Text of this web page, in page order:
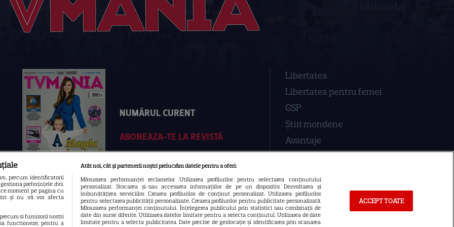
NUMĂRUL CURENT
ABONEAZA-TE LA REVISTĂ
Libertatea
Libertatea pentru femei
GSP
Știri mondene
Avantaje
Retete practice
precum identificatorii
preferințele dvs.
moment pe pagina cu
și nu vă vor afecta
si furnizorii nostri
functioneze, pentru a
Atât noi, cât și partenerii noștri prelucrăm datele pentru a oferi:
Măsurarea performanței reclamelor. Utilizarea profilurilor pentru selectarea conținutului
personalizat. Stocarea și/sau accesarea informațiilor de pe un dispozitiv. Dezvoltarea și
îmbunătățirea serviciilor. Crearea profilurilor de conținut personalizat. Utilizarea profilurilor
pentru selectarea publicității personalizate. Crearea profilurilor pentru publicitate personalizată.
Măsurarea performanței conținutului. Înțelegerea publicului prin statistici sau combinații de
date din surse diferite. Utilizarea datelor limitate pentru a selecta conținutul. Utilizarea de date
limitate pentru a selecta publicitatea. Date precise de geolocație și identificarea prin scanarea
ACCEPT TOATE